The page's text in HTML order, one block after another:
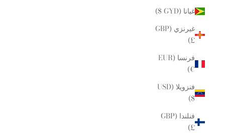
غيانا (GYD $)
غيرنزي (GBP
£)
فرنسا (EUR
€)
فنزويلا (USD
$)
فنلندا (GBP
£)